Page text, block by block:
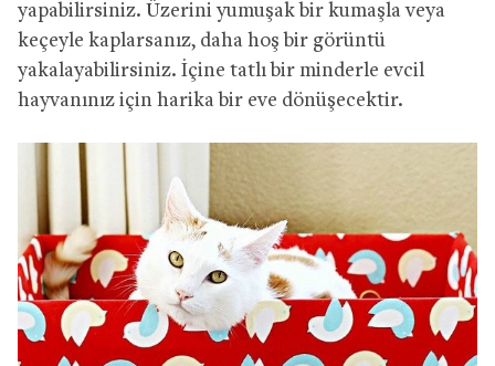
yapabilirsiniz. Üzerini yumuşak bir kumaşla veya
keçeyle kaplarsanız, daha hoş bir görüntü
yakalayabilirsiniz. İçine tatlı bir minderle evcil
hayvanınız için harika bir eve dönüşecektir.